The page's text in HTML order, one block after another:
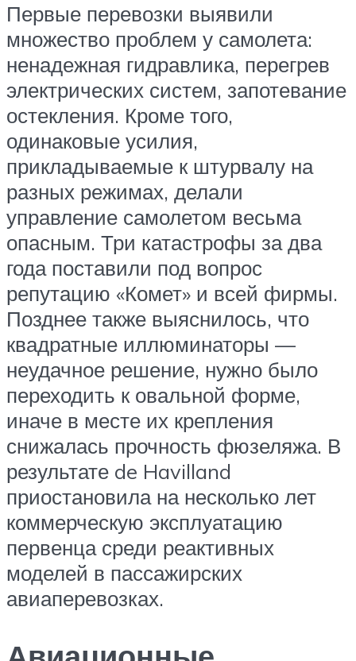
Первые перевозки выявили
множество проблем у самолета:
ненадежная гидравлика, перегрев
электрических систем, запотевание
остекления. Кроме того,
одинаковые усилия,
прикладываемые к штурвалу на
разных режимах, делали
управление самолетом весьма
опасным. Три катастрофы за два
года поставили под вопрос
репутацию «Комет» и всей фирмы.
Позднее также выяснилось, что
квадратные иллюминаторы —
неудачное решение, нужно было
переходить к овальной форме,
иначе в месте их крепления
снижалась прочность фюзеляжа. В
результате de Havilland
приостановила на несколько лет
коммерческую эксплуатацию
первенца среди реактивных
моделей в пассажирских
авиаперевозках.